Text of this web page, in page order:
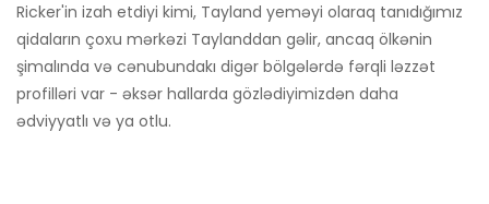
Ricker'in izah etdiyi kimi, Tayland yeməyi olaraq tanıdığımız
qidaların çoxu mərkəzi Taylanddan gəlir, ancaq ölkənin
şimalında və cənubundakı digər bölgələrdə fərqli ləzzət
profilləri var - əksər hallarda gözlədiyimizdən daha
ədviyyatlı və ya otlu.